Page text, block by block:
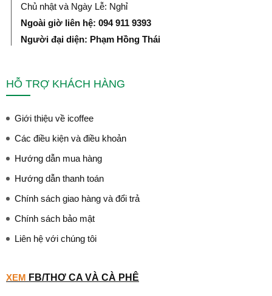
Chủ nhật và Ngày Lễ: Nghỉ
Ngoài giờ liên hệ: 094 911 9393
Người đại diện: Phạm Hồng Thái
HỖ TRỢ KHÁCH HÀNG
Giới thiệu về icoffee
Các điều kiện và điều khoản
Hướng dẫn mua hàng
Hướng dẫn thanh toán
Chính sách giao hàng và đổi trả
Chính sách bảo mật
Liên hệ với chúng tôi
XEM FB/THƠ CA VÀ CÀ PHÊ